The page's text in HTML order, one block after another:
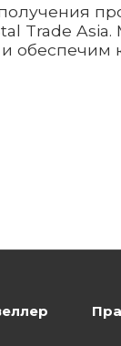
Trade
обеспечим